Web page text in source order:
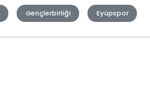
Gençlerbirliği Eyüpspor